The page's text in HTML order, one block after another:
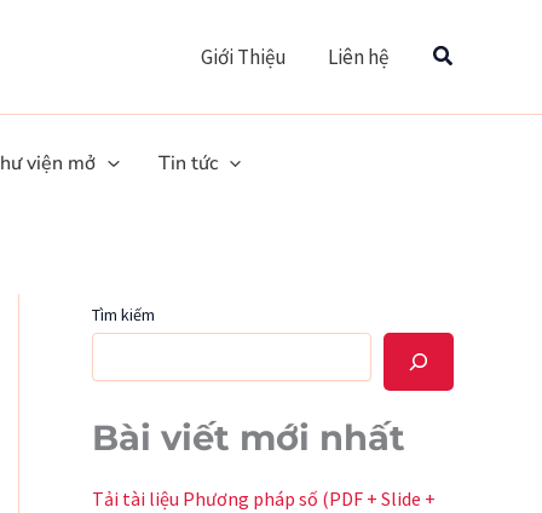
Giới Thiệu Liên hệ Tìm
viện mở Tin tức
Tìm kiếm
Bài viết mới nhất
Tải tài liệu Phương pháp số (PDF + Slide +